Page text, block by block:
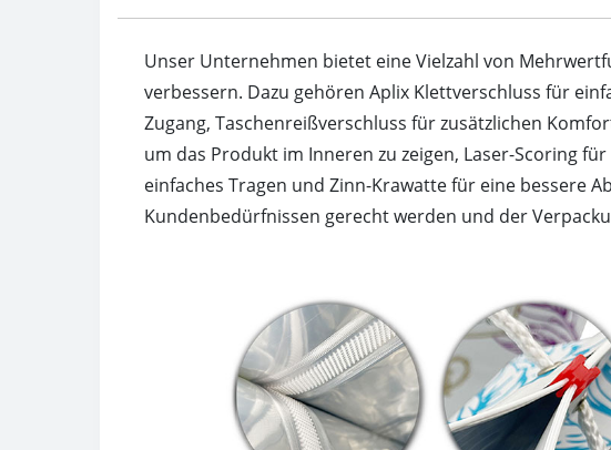
Unser Unternehmen bietet eine Vielzahl von
verbessern. Dazu gehören Aplix Klettverschluss für
Zugang, Taschenreißverschluss für zusätzlichen
um das Produkt im Inneren zu zeigen, Laser-Scoring
einfaches Tragen und Zinn-Krawatte für eine bessere
Kundenbedürfnissen gerecht werden und der